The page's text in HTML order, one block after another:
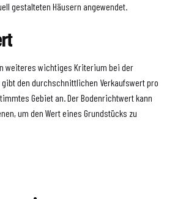
gestalteten Häusern angewendet.
weiteres wichtiges Kriterium bei der
den durchschnittlichen Verkaufswert pro
Gebiet an. Der Bodenrichtwert kann
um den Wert eines Grundstücks zu